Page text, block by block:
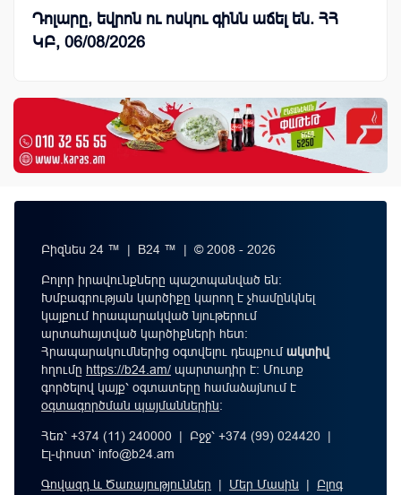
Դոլարը, եվրոն ու ոսկու գինն աճել են. ՀՀ
ԿԲ, 06/08/2026
Բիզնես 24 ™ | B24 ™ | © 2008 - 2026
Բոլոր իրավունքները պաշտպանված են:
Խմբագրության կարծիքը կարող է չհամընկնել
կայքում հրապարակված նյութերում
արտահայտված կարծիքների հետ:
Հրապարակումներից օգտվելու դեպքումակտիվ
հղումը https://b24.am/ պարտադիր է: Մուտք
գործելով կայք՝ օգտատերը համաձայնում է
օգտագործման պայմաններին։
Հեռ՝ +374 (11) 240000 | Բջջ՝ +374 (99) 024420 |
Էլ-փոստ՝ info@b24.am
Գովազդ և Ծառայություններ | Մեր Մասին | Բլոգ